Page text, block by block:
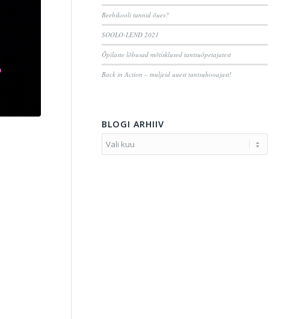
Beebikooli tunnid õues?
SOOLO-LEND 2021
Õpilaste lõbusad mõtisklused tantsuõpetajatest
Back in Action – muljeid uuest tantsuhooajast!
BLOGI ARHIIV